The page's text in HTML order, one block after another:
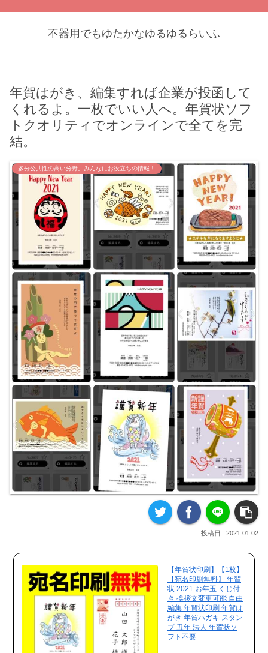
不器用でもゆたかなゆるゆるらいふ
年賀はがき、編集すれば企業が投函して
くれるよ。一枚でいい人へ。年賀状ソフ
トクオリティでオンラインで全てを完
結。
多分公共性の高い分野。みんなにお役立ちの情報！
2021.01.02
【年賀状印刷】【1枚】
【宛名印刷無料】 年賀
状 2021 お年玉 くじ付
き 挨拶文変更可能 自由
編集 年賀状印刷 年賀は
がき 年賀ハガキ スタン
プ 丑年 法人 年賀状ソ
フト不要